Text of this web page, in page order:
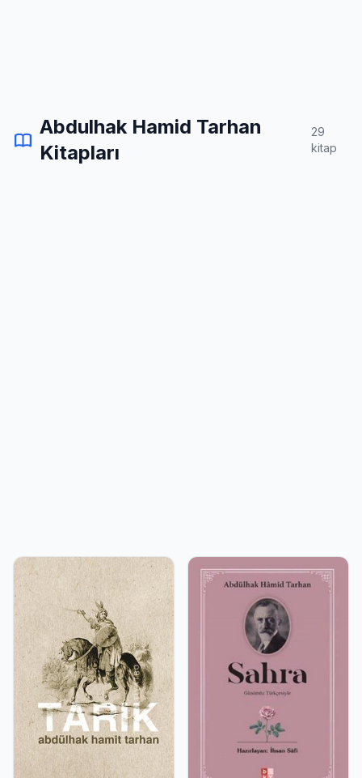
Abdulhak Hamid Tarhan
Kitapları
29
kitap